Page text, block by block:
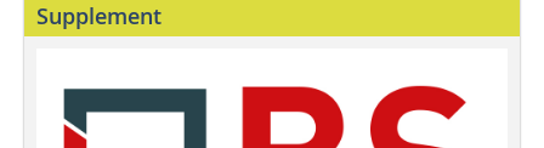
Supplement